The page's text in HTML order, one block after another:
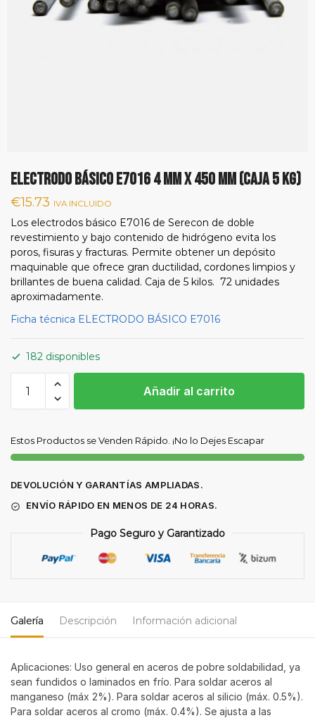
ELECTRODO BÁSICO E7016 4 mm x 450 mm (CAJA 5 KG)
€15.73 IVA INCLUIDO
Los electrodos básico E7016 de Serecon de doble
revestimiento y bajo contenido de hidrógeno evita los
poros, fisuras y fracturas. Permite obtener un depósito
maquinable que ofrece gran ductilidad, cordones limpios y
brillantes de buena calidad. Caja de 5 kilos. 72 unidades
aproximadamente.
Ficha técnica ELECTRODO BÁSICO E7016
182 disponibles
ELECTRODO
BÁSICO
mm
x
450
cantidad
Añadir al carrito
Estos Productos se Venden Rápido. ¡No lo Dejes Escapar
DEVOLUCIÓN Y GARANTÍAS AMPLIADAS.
ENVÍO RÁPIDO EN MENOS DE 24 HORAS.
Pago Seguro y Garantizado
Galería Descripción Información adicional
Aplicaciones: Uso general en aceros de pobre soldabilidad, ya
sean fundidos o laminados en frío. Para soldar aceros al
manganeso (máx 2%). Para soldar aceros al silicio (máx. 0.5%).
Para soldar aceros al cromo (máx. 0.4%). Se ajusta a las